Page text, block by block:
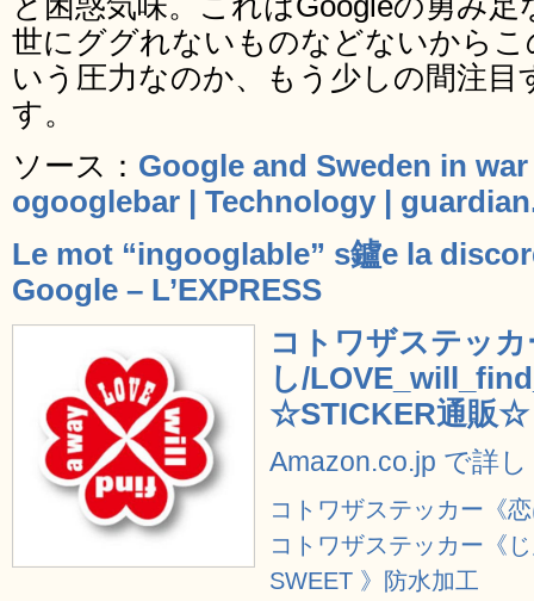
世にググれないものなどないから
いう圧力なのか、もう少しの間注
す。
ソース： Google and Sweden in
ogooglebar | Technology |
Le mot “ingooglable” s鑪e la
Google – L’EXPRESS
コトワザステッ
し/
☆STICKER通販☆
Amazon.co.jp で詳
コトワザステッカー《
コトワザステッカー《
SWEET 》防水加工